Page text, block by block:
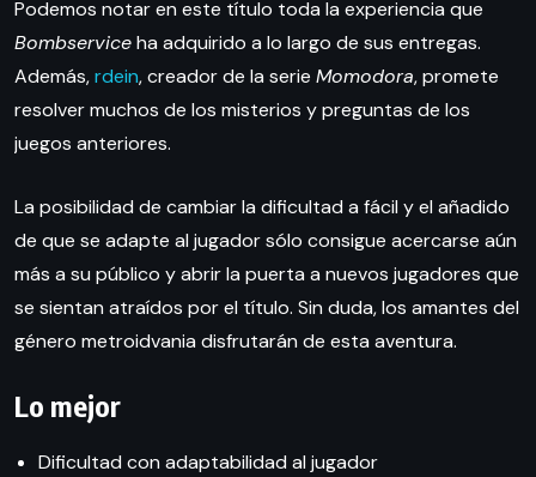
Podemos notar en este título toda la experiencia que
Bombserviceha adquirido a lo largo de sus entregas.
Además,rdein, creador de la serie Momodora, promete
resolver muchos de los misterios y preguntas de los
juegos anteriores.
La posibilidad de cambiar la dificultad a fácil y el añadido
de que se adapte al jugador sólo consigue acercarse aún
más a su público y abrir la puerta a nuevos jugadores que
se sientan atraídos por el título. Sin duda, los amantes del
género metroidvania disfrutarán de esta aventura.
Lo mejor
Dificultad con adaptabilidad al jugador